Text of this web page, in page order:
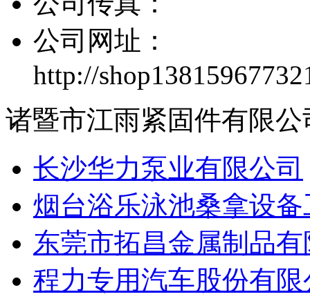
公司网址：
http://
诸暨市江雨紧固件有限
长沙华力泵业有限公司
烟台浴乐泳池桑拿设
东莞市拓昌金属制品
程力专用汽车股份有限